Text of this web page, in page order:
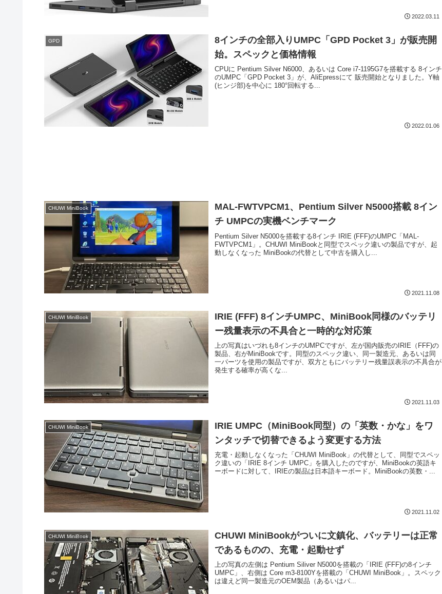
2022.03.11
GPD
8インチの全部入りUMPC「GPD Pocket 3」が販売開
始。スペックと価格情報
CPUに Pentium Silver N6000、あるいは Core i7-1195G7を搭載する 8インチ
のUMPC「GPD Pocket 3」が、AliEpressにて 販売開始となりました。Y軸
(ヒンジ部)を中心に 180°回転する...
2022.01.06
CHUWI MiniBook
MAL-FWTVPCM1、Pentium Silver N5000搭載 8イン
チ UMPCの実機ベンチマーク
Pentium Silver N5000を搭載する8インチ IRIE (FFF)のUMPC「MAL-
FWTVPCM1」。CHUWI MiniBookと同型でスペック違いの製品ですが、起
動しなくなった MiniBookの代替として中古を購入し...
2021.11.08
CHUWI MiniBook
IRIE (FFF) 8インチUMPC、MiniBook同様のバッテリ
ー残量表示の不具合と一時的な対応策
上の写真はいづれも8インチのUMPCですが、左が国内販売のIRIE（FFF)の
製品、右がMiniBookです。同型のスペック違い、同一製造元、あるいは同
一パーツを使用の製品ですが、双方ともにバッテリー残量誤表示の不具合が
発生する確率が高くな...
2021.11.03
CHUWI MiniBook
IRIE UMPC（MiniBook同型）の「英数・かな」をワ
ンタッチで切替できるよう変更する方法
充電・起動しなくなった「CHUWI MiniBook」の代替として、同型でスペッ
ク違いの「IRIE 8インチ UMPC」を購入したのですが、MiniBookの英語キ
ーボードに対して、IRIEの製品は日本語キーボード。MiniBookの英数・...
2021.11.02
CHUWI MiniBook
CHUWI MiniBookがついに文鎮化、バッテリーは正常
であるものの、充電・起動せず
上の写真の左側は Pentium Siliver N5000を搭載の「IRIE (FFF)の8インチ
UMPC」、右側は Core m3-8100Yを搭載の「CHUWI MiniBook」。スペック
は違えど同一製造元のOEM製品（あるいはパ...